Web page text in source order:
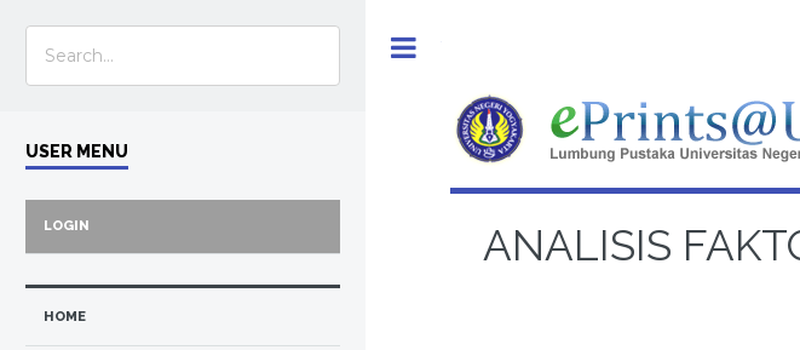
ANALISIS
USER MENU
LOGIN
HOME